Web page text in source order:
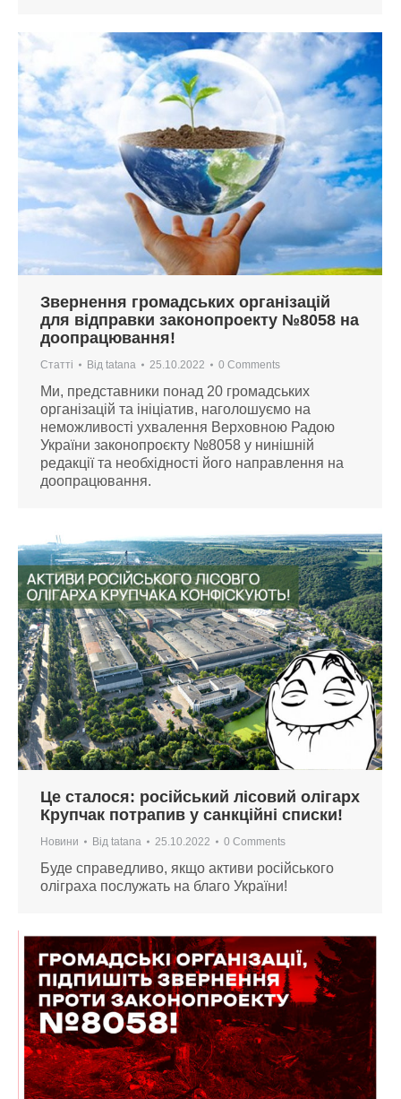
Звернення громадських організацій
для відправки законопроекту №8058 на
доопрацювання!
Статті Від tatana 25.10.2022 0 Comments
Ми, представники понад 20 громадських
організацій та ініціатив, наголошуємо на
неможливості ухвалення Верховною Радою
України законопроєкту №8058 у нинішній
редакції та необхідності його направлення на
доопрацювання.
Це сталося: російський лісовий олігарх
Крупчак потрапив у санкційні списки!
Новини Від tatana 25.10.2022 0 Comments
Буде справедливо, якщо активи російського
оліграха послужать на благо України!